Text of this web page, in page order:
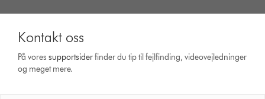
Kontakt oss
På voressupport­siderfinder du tip til fejlfinding, video­vejledninger
og meget mere.